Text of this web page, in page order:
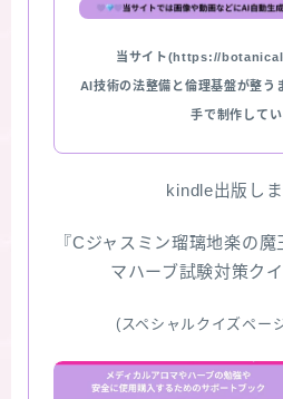
当サイト(https://
AI技術の法整備と倫理基盤が整う
手で制作して
kindle出版し
『Cジャスミン瑠璃地楽の
マハーブ試験対策ク
(スペシャルクイズペー